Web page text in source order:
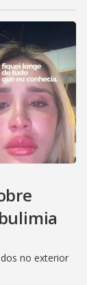
no exterior